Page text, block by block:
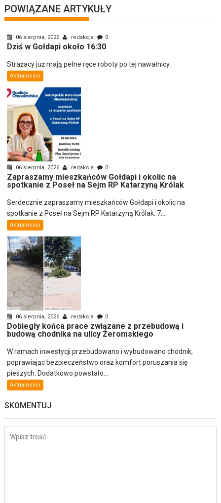
POWIĄZANE ARTYKUŁY
06 sierpnia, 2026 redakcja 0
Dziś w Gołdapi około 16:30
Strażacy już mają pełne ręce roboty po tej nawałnicy.
Aktualności
06 sierpnia, 2026 redakcja 0
Zapraszamy mieszkańców Gołdapi i okolic na
spotkanie z Poseł na Sejm RP Katarzyną Królak
Serdecznie zapraszamy mieszkańców Gołdapi i okolic na
spotkanie z Poseł na Sejm RP Katarzyną Królak. 7...
Aktualności
06 sierpnia, 2026 redakcja 0
Dobiegły końca prace związane z przebudową i
budową chodnika na ulicy Żeromskiego
W ramach inwestycji przebudowano i wybudowano chodnik,
poprawiając bezpieczeństwo oraz komfort poruszania się
pieszych. Dodatkowo powstało...
Aktualności
SKOMENTUJ